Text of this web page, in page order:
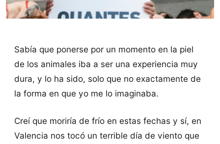
Sabía que ponerse por un momento en la piel
de los animales iba a ser una experiencia muy
dura, y lo ha sido, solo que no exactamente de
la forma en que yo me lo imaginaba.
Creí que moriría de frío en estas fechas y sí, en
Valencia nos tocó un terrible día de viento que